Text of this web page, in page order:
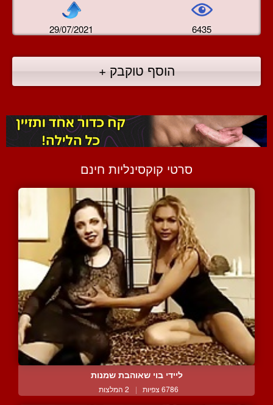
29/07/2021 6435
הוסף טוקבק +
סרטי קוקסינליות חינם
ליידי בוי שאוהבת שמנות
6786 צפיות | 2 המלצות